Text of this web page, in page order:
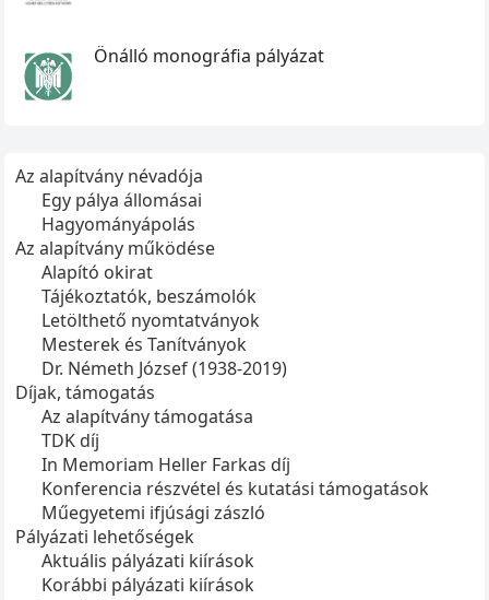
Önálló monográfia pályázat
Az alapítvány névadója
Egy pálya állomásai
Hagyományápolás
Az alapítvány működése
Alapító okirat
Tájékoztatók, beszámolók
Letölthető nyomtatványok
Mesterek és Tanítványok
Dr. Németh József (1938-2019)
Díjak, támogatás
Az alapítvány támogatása
TDK díj
In Memoriam Heller Farkas díj
Konferencia részvétel és kutatási támogatások
Műegyetemi ifjúsági zászló
Pályázati lehetőségek
Aktuális pályázati kiírások
Korábbi pályázati kiírások